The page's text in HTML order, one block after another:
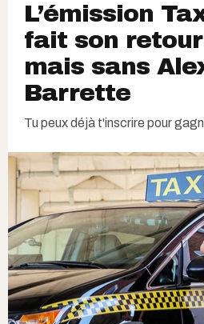
L’émission
fait son retour
mais sans
Barrette
Tu peux déjà t'inscrire pour